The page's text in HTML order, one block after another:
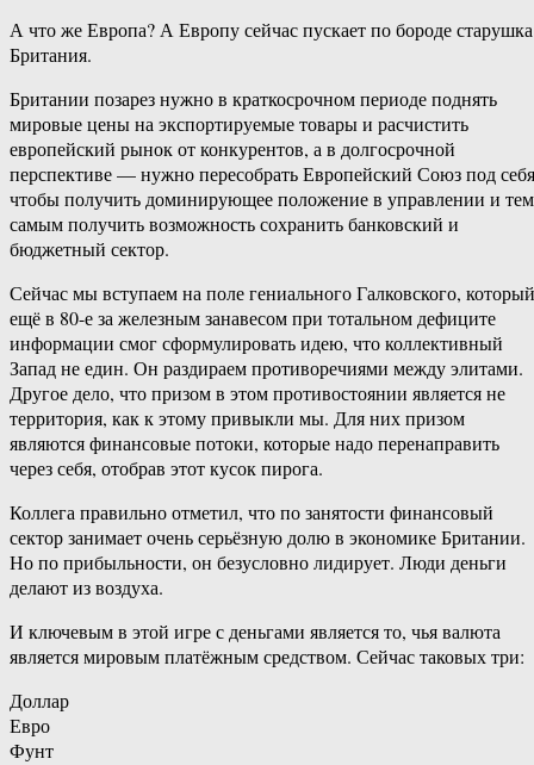
А что же Европа? А Европу сейчас пускает по бороде старушка
Британия.
Британии позарез нужно в краткосрочном периоде поднять
мировые цены на экспортируемые товары и расчистить
европейский рынок от конкурентов, а в долгосрочной
перспективе — нужно пересобрать Европейский Союз под
чтобы получить доминирующее положение в управлении и тем
самым получить возможность сохранить банковский и
бюджетный сектор.
Сейчас мы вступаем на поле гениального Галковского, который
ещё в 80-е за железным занавесом при тотальном дефиците
информации смог сформулировать идею, что коллективный
Запад не един. Он раздираем противоречиями между элитами.
Другое дело, что призом в этом противостоянии является не
территория, как к этому привыкли мы. Для них призом
являются финансовые потоки, которые надо перенаправить
через себя, отобрав этот кусок пирога.
Коллега правильно отметил, что по занятости финансовый
сектор занимает очень серьёзную долю в экономике Британии.
Но по прибыльности, он безусловно лидирует. Люди деньги
делают из воздуха.
И ключевым в этой игре с деньгами является то, чья валюта
является мировым платёжным средством. Сейчас таковых три:
Доллар
Евро
Фунт